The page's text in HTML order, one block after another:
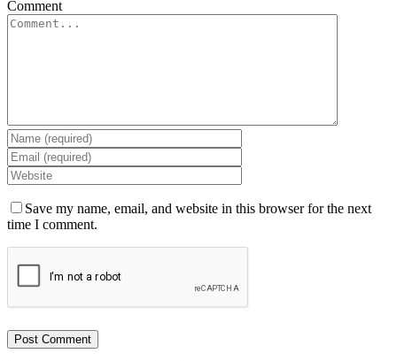
Comment
Save my name, email, and website in this browser for the next
time I comment.